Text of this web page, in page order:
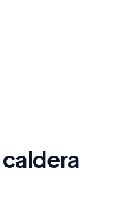
caldera